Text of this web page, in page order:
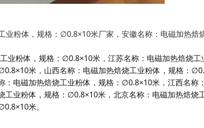
业粉体，规格：∅0.8×10米厂家，安徽名称：电磁加热
业粉体，规格：∅0.8×10米 ， 江苏名称：电磁加热焙烧
米 ， 山西名称：电磁加热焙烧工业粉体，规格：
：电磁加热焙烧工业粉体，规格：∅0.8×10米 ， 江西名称
工业粉体，规格：∅0.8×10米 ， 北京名称：电磁加热焙烧
米。